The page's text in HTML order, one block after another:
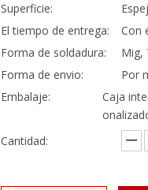
Superficie:
El tiempo de entrega:
Con
Forma de soldadura:
Mig,
Forma de envio:
Por
Embalaje:
Caja
Cantidad: